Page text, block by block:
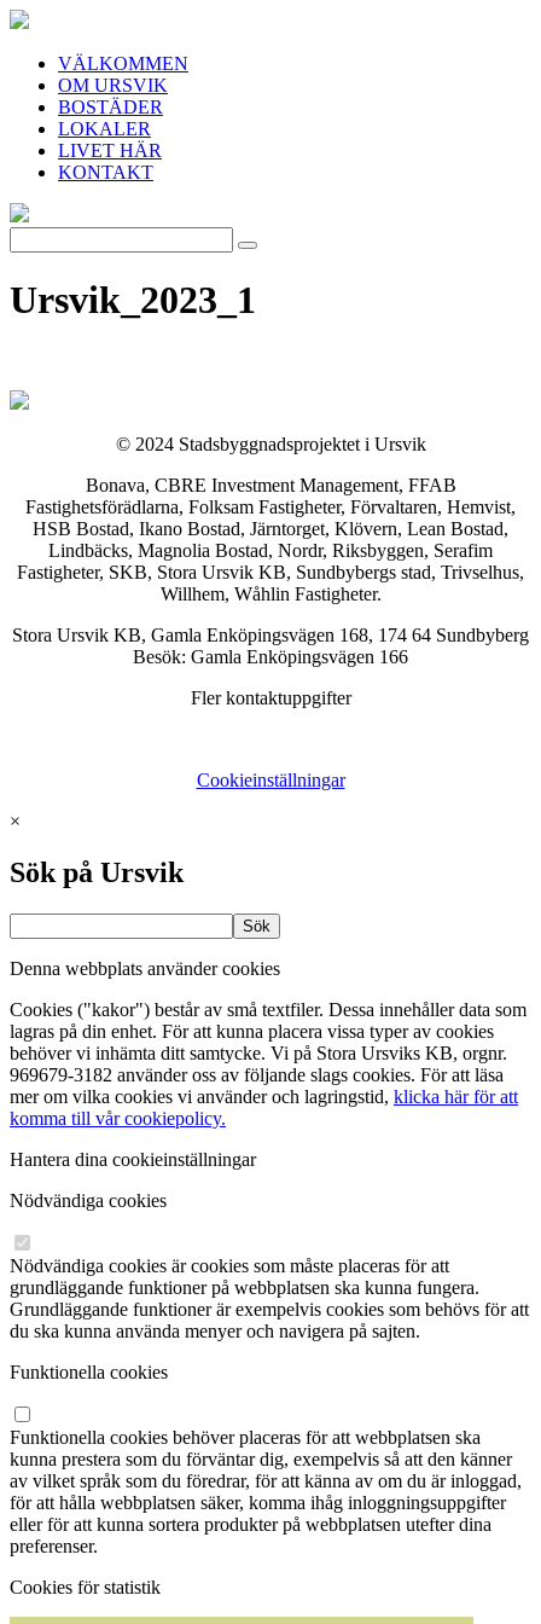
VÄLKOMMEN
OM URSVIK
BOSTÄDER
LOKALER
LIVET HÄR
KONTAKT
Ursvik_2023_1
© 2024 Stadsbyggnadsprojektet i Ursvik
Bonava, CBRE Investment Management, FFAB
Fastighetsförädlarna, Folksam Fastigheter, Förvaltaren, Hemvist,
HSB Bostad, Ikano Bostad, Järntorget, Klövern, Lean Bostad,
Lindbäcks, Magnolia Bostad, Nordr, Riksbyggen, Serafim
Fastigheter, SKB, Stora Ursvik KB, Sundbybergs stad, Trivselhus,
Willhem, Wåhlin Fastigheter.
Stora Ursvik KB, Gamla Enköpingsvägen 168, 174 64 Sundbyberg
Besök: Gamla Enköpingsvägen 166
Fler kontaktuppgifter
Cookieinställningar
×
Sök på Ursvik
Denna webbplats använder cookies
Cookies ("kakor") består av små textfiler. Dessa innehåller data som
lagras på din enhet. För att kunna placera vissa typer av cookies
behöver vi inhämta ditt samtycke. Vi på Stora Ursviks KB, orgnr.
969679-3182 använder oss av följande slags cookies. För att läsa
mer om vilka cookies vi använder och lagringstid, klicka här för att
komma till vår cookiepolicy.
Hantera dina cookieinställningar
Nödvändiga cookies
Nödvändiga cookies är cookies som måste placeras för att
grundläggande funktioner på webbplatsen ska kunna fungera.
Grundläggande funktioner är exempelvis cookies som behövs för att
du ska kunna använda menyer och navigera på sajten.
Funktionella cookies
Funktionella cookies behöver placeras för att webbplatsen ska
kunna prestera som du förväntar dig, exempelvis så att den känner
av vilket språk som du föredrar, för att känna av om du är inloggad,
för att hålla webbplatsen säker, komma ihåg inloggningsuppgifter
eller för att kunna sortera produkter på webbplatsen utefter dina
preferenser.
Cookies för statistik